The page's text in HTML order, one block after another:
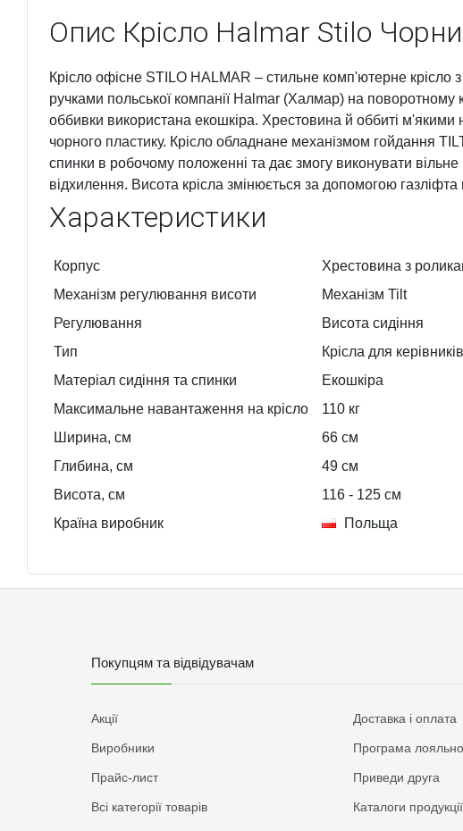
Опис Крісло Halmar Stilo
Крісло офісне STILO HALMAR – стильне комп'ютерне крісло
ручками польської компанії Halmar (Халмар) на поворотному
оббивки використана екошкіра. Хрестовина й оббиті м'якими
чорного пластику. Крісло обладнане механізмом гойдання
спинки в робочому положенні та дає змогу виконувати
відхилення. Висота крісла змінюється за допомогою
Характеристики
Корпус
Хрестовина з
Механізм регулювання висоти
Механізм Tilt
Регулювання
Висота сидіння
Тип
Крісла для керівників
Матеріал сидіння та спинки
Екошкіра
Максимальне навантаження на крісло
110 кг
Ширина, см
66 см
Глибина, см
49 см
Висота, см
116- 125 см
Країна виробник
Польща
Покупцям та відвідувачам
Акції
Виробники
Прайс-лист
Всі категорії товарів
Доставка і оплата
Програма
Приведи друга
Каталоги продукції